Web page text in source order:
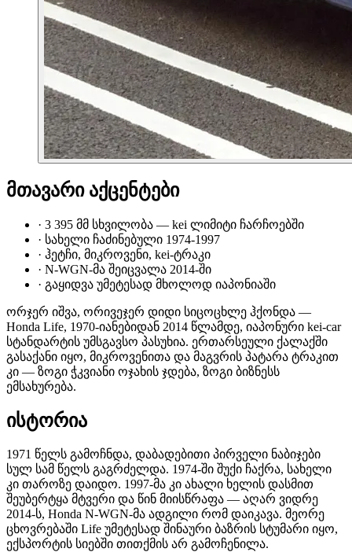
მთავარი აქცენტები
· 3 395 მმ სხვილობა — kei ლიმიტი ჩარჩოებში
· სახელი ჩაძინებული 1974-1997
· ჰეტჩი, მიკროვენი, kei-ტრაკი
· N-WGN-მა შეიცვალა 2014-ში
· გაყიდვა უმეტესად მხოლოდ იაპონიაში
ორჯერ იშვა, ორივეჯერ დიდი სიცოცხლე ჰქონდა —
Honda Life, 1970-იანებიდან 2014 წლამდე, იაპონური kei-car
სტანდარტის უმსგავსო პასუხია. ერთარსეული ქალაქში
გასაქანი იყო, მიკროვენითა და მაგვრის პატარა ტრაკით
კი — ზოგი ჭკვიანი ოჯახის ჯდება, ზოგი ბიზნესს
ემსახურება.
ისტორია
1971 წელს გამოჩნდა, დაბადებითი პირველი ნაბიჯები
სულ სამ წელს გაგრძელდა. 1974-ში შუქი ჩაქრა, სახელი
კი თაროზე დაიდო. 1997-მა კი ახალი ხელის დასმით
შეუბერტყა მტვერი და წინ მიისწრაფა — აღარ ვიდრე
2014-ს, Honda N-WGN-მა ადგილი რომ დაიკავა. მეორე
ცხოვრებაში Life უმეტესად შინაური ბაზრის სტუმარი იყო,
ექსპორტის სიებში თითქმის არ გამოჩენილა.